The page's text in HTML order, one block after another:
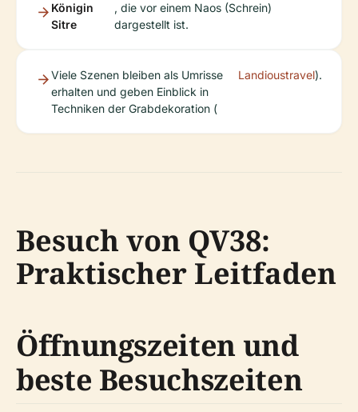
Königin
Sitre
, die vor einem Naos (Schrein)
dargestellt ist.
Viele Szenen bleiben als Umrisse
erhalten und geben Einblick in
Techniken der Grabdekoration (
Landioustravel).
Besuch von QV38:
Praktischer Leitfaden
Öffnungszeiten und
beste Besuchszeiten